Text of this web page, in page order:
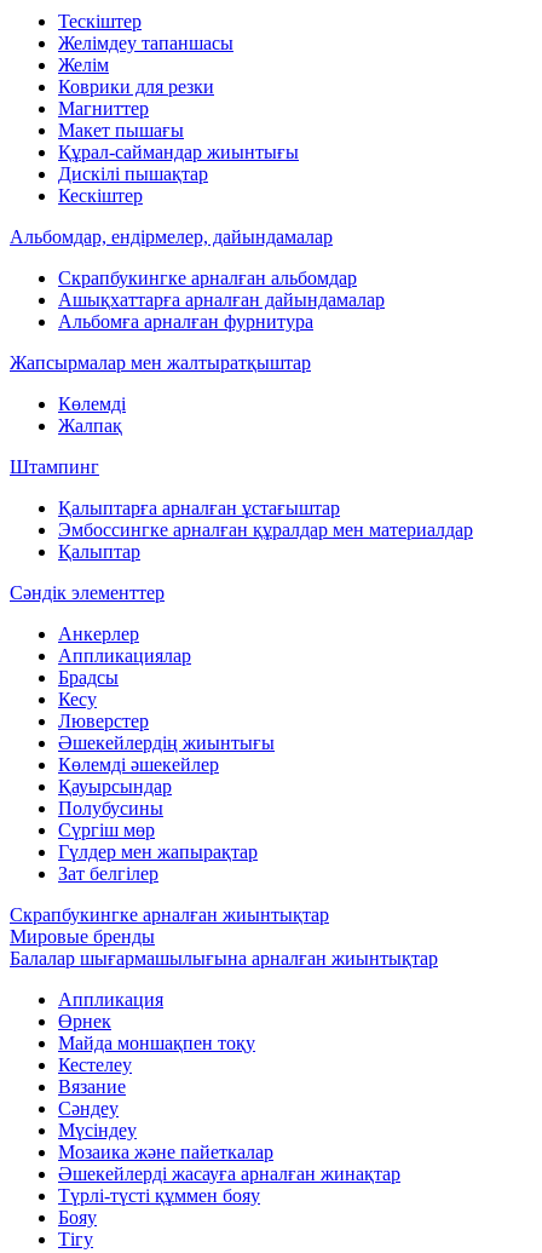
Тескіштер
Желімдеу тапаншасы
Желім
Коврики для резки
Магниттер
Макет пышағы
Құрал-саймандар жиынтығы
Дискілі пышақтар
Кескіштер
Альбомдар, ендірмелер, дайындамалар
Скрапбукингке арналған альбомдар
Ашықхаттарға арналған дайындамалар
Альбомға арналған фурнитура
Жапсырмалар мен жалтыратқыштар
Көлемді
Жалпақ
Штампинг
Қалыптарға арналған ұстағыштар
Эмбоссингке арналған құралдар мен материалдар
Қалыптар
Сәндік элементтер
Анкерлер
Аппликациялар
Брадсы
Кесу
Люверстер
Әшекейлердің жиынтығы
Көлемді әшекейлер
Қауырсындар
Полубусины
Сүргіш мөр
Гүлдер мен жапырақтар
Зат белгілер
Скрапбукингке арналған жиынтықтар
Мировые бренды
Балалар шығармашылығына арналған жиынтықтар
Аппликация
Өрнек
Майда моншақпен тоқу
Кестелеу
Вязание
Сәндеу
Мүсіндеу
Мозаика және пайеткалар
Әшекейлерді жасауға арналған жинақтар
Түрлі-түсті құммен бояу
Бояу
Тігу